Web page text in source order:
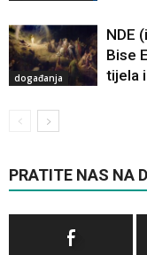
događanja
NDE
Bise
tijela
PRATITE NAS NA